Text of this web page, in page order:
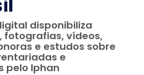
disponibiliza
fotografias, vídeos,
e estudos sobre
e
pelo Iphan